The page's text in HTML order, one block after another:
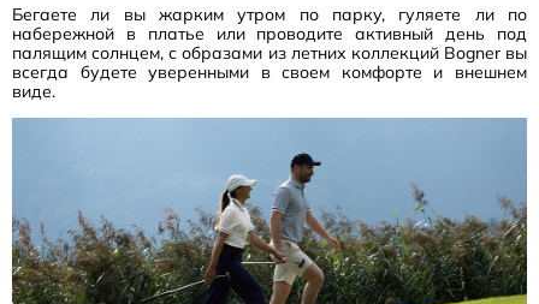
Бегаете ли вы жарким утром по парку, гуляете ли по
набережной в платье или проводите активный день под
палящим солнцем, с образами из летних коллекций Bogner вы
всегда будете уверенными в своем комфорте и внешнем
виде.